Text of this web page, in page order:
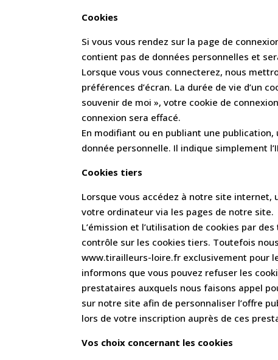
Cookies
Si vous vous rendez sur la page de
contient pas de données personnelles et
Lorsque vous vous connecterez, nous
préférences d’écran. La durée de vie d’un
souvenir de moi », votre cookie de
connexion sera effacé.
En modifiant ou en publiant une
donnée personnelle. Il indique simplement
Cookies tiers
Lorsque vous accédez à notre site internet,
votre ordinateur via les pages de notre site.
L’émission et l’utilisation de cookies par
contrôle sur les cookies tiers. Toutefois
www.tirailleurs-loire.fr exclusivement pour
informons que vous pouvez refuser les
prestataires auxquels nous faisons appel
sur notre site afin de personnaliser l’offre
lors de votre inscription auprès de ces
Vos choix concernant les cookies